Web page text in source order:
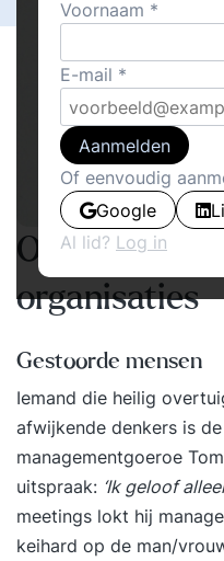
Over
organisaties
Gestoorde mensen
Iemand die heilig
afwijkende denkers is
managementgoeroe
uitspraak: ‘Ik geloof
meetings lokt hij
keihard op de man/
Voornaam
E-mail
Aanmelden
Of eenvoudig
Google
Al lid? Log in